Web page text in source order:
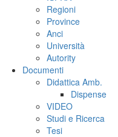
Regioni
Province
Anci
Università
Autority
Documenti
Didattica Amb.
Dispense
VIDEO
Studi e Ricerca
Tesi